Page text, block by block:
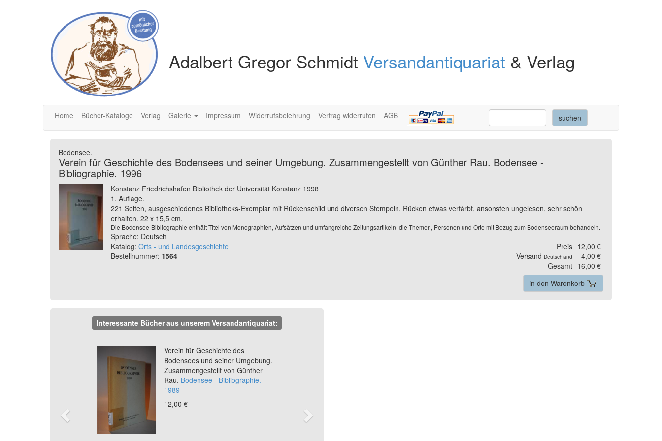
Adalbert Gregor Schmidt Versandantiquariat & Verlag
Home Bücher-Kataloge Verlag Galerie Impressum Widerrufsbelehrung Vertrag widerrufen AGB
Bodensee.
Verein für Geschichte des Bodensees und seiner Umgebung. Zusammengestellt von Günther Rau. Bodensee -
Bibliographie. 1996
Konstanz Friedrichshafen Bibliothek der Universität Konstanz 1998
1. Auflage.
221 Seiten, ausgeschiedenes Bibliotheks-Exemplar mit Rückenschild und diversen Stempeln. Rücken etwas verfärbt, ansonsten ungelesen, sehr schön
erhalten. 22 x 15,5 cm.
Die Bodensee-Bibliographie enthält Titel von Monographien, Aufsätzen und umfangreiche Zeitungsartikeln, die Themen, Personen und Orte mit Bezug zum Bodenseeraum behandeln.
Sprache: Deutsch
Katalog: Orts - und Landesgeschichte
Bestellnummer: 1564
Preis 12,00 €
Versand Deutschland
4,00 €
Gesamt 16,00 €
in den Warenkorb
Interessante Bücher aus unserem Versandantiquariat:
Verein für Geschichte des
Bodensees und seiner Umgebung.
Zusammengestellt von Günther
Rau. Bodensee - Bibliographie.
1989
12,00 €
Previous